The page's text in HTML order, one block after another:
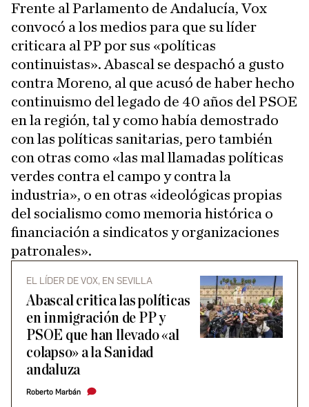
Frente al Parlamento de Andalucía, Vox
convocó a los medios para que su líder
criticara al PP por sus «políticas
continuistas». Abascal se despachó a gusto
contra Moreno, al que acusó de haber hecho
continuismo del legado de 40 años del PSOE
en la región, tal y como había demostrado
con las políticas sanitarias, pero también
con otras como «las mal llamadas políticas
verdes contra el campo y contra la
industria», o en otras «ideológicas propias
del socialismo como memoria histórica o
financiación a sindicatos y organizaciones
patronales».
EL LÍDER DE VOX, EN SEVILLA
Abascal critica las políticas
en inmigración de PP y
PSOE que han llevado «al
colapso» a la Sanidad
andaluza
Roberto Marbán